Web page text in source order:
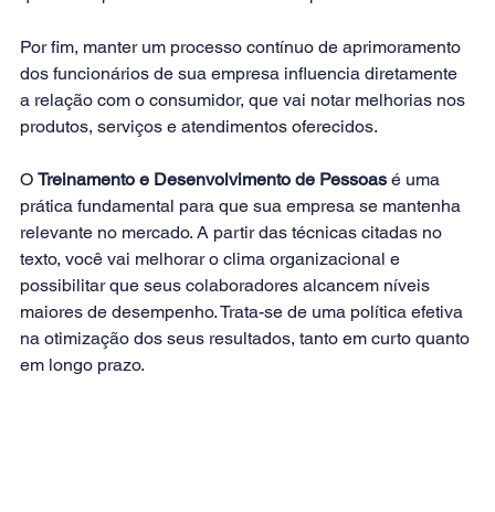
Por fim, manter um processo contínuo de aprimoramento
dos funcionários de sua empresa influencia diretamente
a relação com o consumidor, que vai notar melhorias nos
produtos, serviços e atendimentos oferecidos.
O Treinamento e Desenvolvimento de Pessoas é uma
prática fundamental para que sua empresa se mantenha
relevante no mercado. A partir das técnicas citadas no
texto, você vai melhorar o clima organizacional e
possibilitar que seus colaboradores alcancem níveis
maiores de desempenho. Trata-se de uma política efetiva
na otimização dos seus resultados, tanto em curto quanto
em longo prazo.